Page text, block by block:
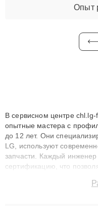
Опыт
В сервисном центре
опытные мастера с
до 12 лет. Они
LG, используют
запчасти. Каждый
сертификацию, что
до 3 лет. Наши мастера